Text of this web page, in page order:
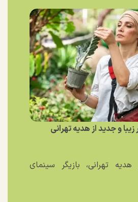
و جدید از هدیه تهرانی
هدیه تهرانی، بازیگر سینمای